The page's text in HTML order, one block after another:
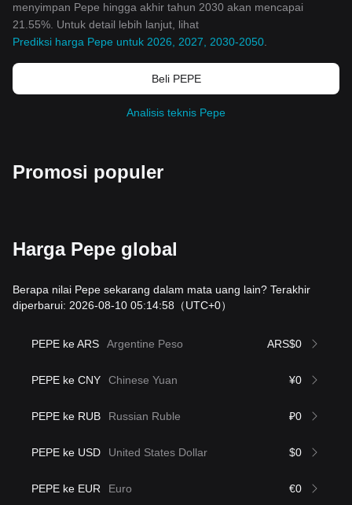
menyimpan Pepe hingga akhir tahun 2030 akan mencapai
21.55%. Untuk detail lebih lanjut, lihat
Prediksi harga Pepe untuk 2026, 2027, 2030-2050
Beli PEPE
Analisis teknis Pepe
Promosi populer
Harga Pepe global
Berapa nilai Pepe sekarang dalam mata uang lain? Terakhir
diperbarui: 2026-08-10 05:14:58 （UTC+0）
PEPE ke ARS Argentine Peso ARS$0
PEPE ke CNY Chinese Yuan ¥0
PEPE ke RUB Russian Ruble ₽0
PEPE ke USD United States Dollar $0
PEPE ke EUR Euro €0